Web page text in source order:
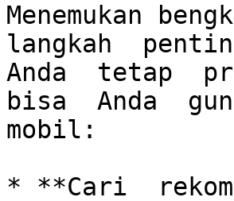
Menemukan
langkah
Anda  tetap
bisa  Anda
mobil:
* **Cari